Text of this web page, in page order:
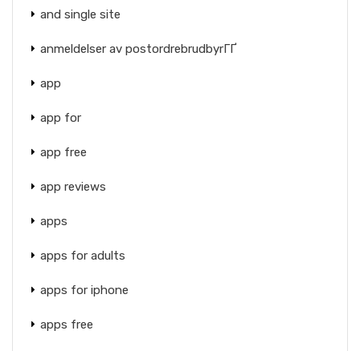
and single site
anmeldelser av postordrebrudbyrГҐ
app
app for
app free
app reviews
apps
apps for adults
apps for iphone
apps free